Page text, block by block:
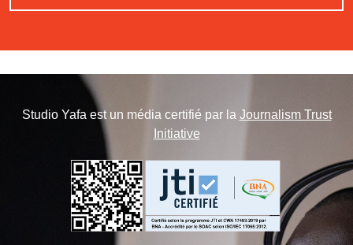
Studio Yafa est un média certifié par la Journalism Trust
Initiative